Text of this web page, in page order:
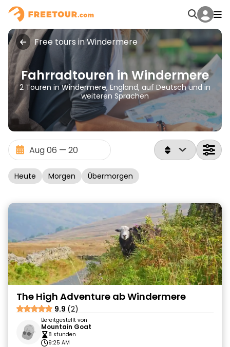
Free tours in Windermere
Fahrradtouren in Windermere
2 Touren in Windermere, England, auf Deutsch und in
weiteren Sprachen
Heute Morgen Übermorgen
The High Adventure ab Windermere
9.9 (2)
Bereitgestellt von
Mountain Goat
8 stunden
9:25 AM